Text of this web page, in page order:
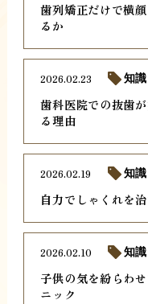
歯列矯正だけで横
るか
歯科医院での抜歯
る理由
2026.02.23 知識
自力でしゃくれを
2026.02.19 知識
子供の気を紛らわ
ニック
2026.02.10 知識